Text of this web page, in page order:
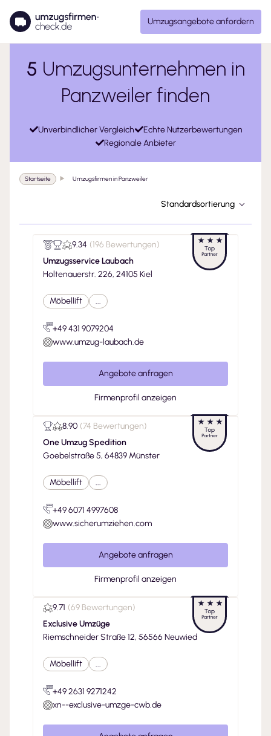
Umzugsangebote anfordern
5 Umzugsunternehmen in
Panzweiler finden
Unverbindlicher Vergleich
Echte Nutzerbewertungen
Regionale Anbieter
Startseite Umzugsfirmen in Panzweiler
Standardsortierung
9.34 (196 Bewertungen)
Umzugsservice Laubach
Holtenauerstr. 226, 24105 Kiel
Möbellift ...
+49 431 9079204
www.umzug-laubach.de
Angebote anfragen
Firmenprofil anzeigen
8.90 (74 Bewertungen)
One Umzug Spedition
Goebelstraße 5, 64839 Münster
Möbellift ...
+49 6071 4997608
www.sicherumziehen.com
Angebote anfragen
Firmenprofil anzeigen
9.71 (69 Bewertungen)
Exclusive Umzüge
Riemschneider Straße 12, 56566 Neuwied
Möbellift ...
+49 2631 9271242
xn--exclusive-umzge-cwb.de